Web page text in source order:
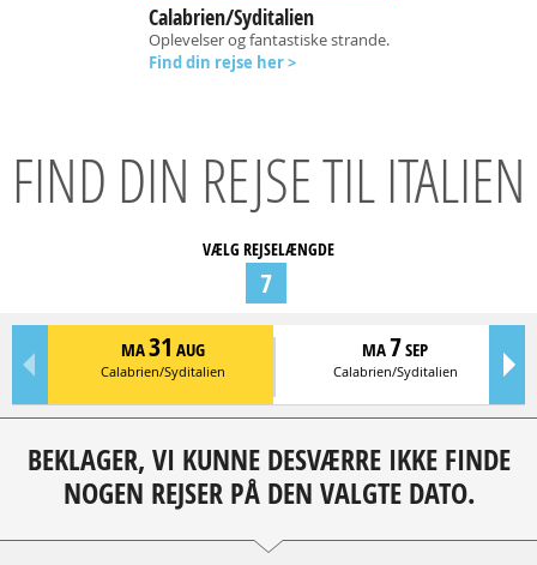
Calabrien/Syditalien
Oplevelser og fantastiske strande.
Find din rejse her >
FIND DIN REJSE TIL ITALIEN
VÆLG REJSELÆNGDE
7
MA31 AUG
Calabrien/Syditalien
MA7SEP
Calabrien/Syditalien
BEKLAGER, VI KUNNE DESVÆRRE IKKE FINDE
NOGEN REJSER PÅ DEN VALGTE DATO.